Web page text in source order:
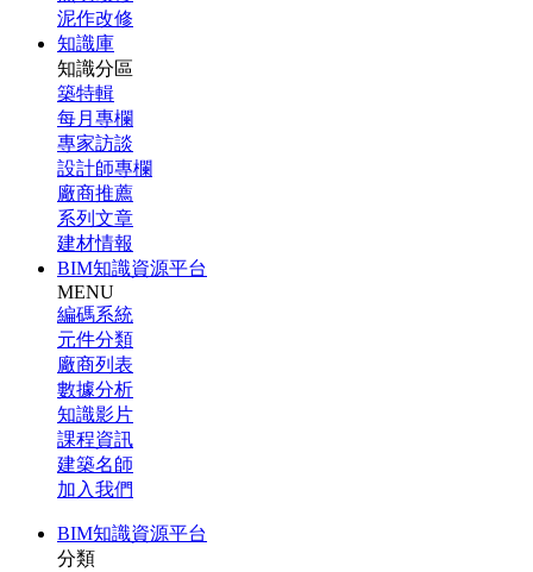
泥作改修
知識庫
知識分區
築特輯
每月專欄
專家訪談
設計師專欄
廠商推薦
系列文章
建材情報
BIM知識資源平台
MENU
編碼系統
元件分類
廠商列表
數據分析
知識影片
課程資訊
建築名師
加入我們
BIM知識資源平台
分類